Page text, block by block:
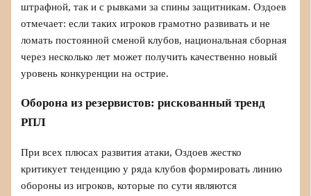
штрафной, так и с рывками за спины защитникам. Оздоев
отмечает: если таких игроков грамотно развивать и не
ломать постоянной сменой клубов, национальная сборная
через несколько лет может получить качественно новый
уровень конкуренции на острие.
Оборона из резервистов: рискованный тренд
РПЛ
При всех плюсах развития атаки, Оздоев жестко
критикует тенденцию у ряда клубов формировать линию
обороны из игроков, которые по сути являются